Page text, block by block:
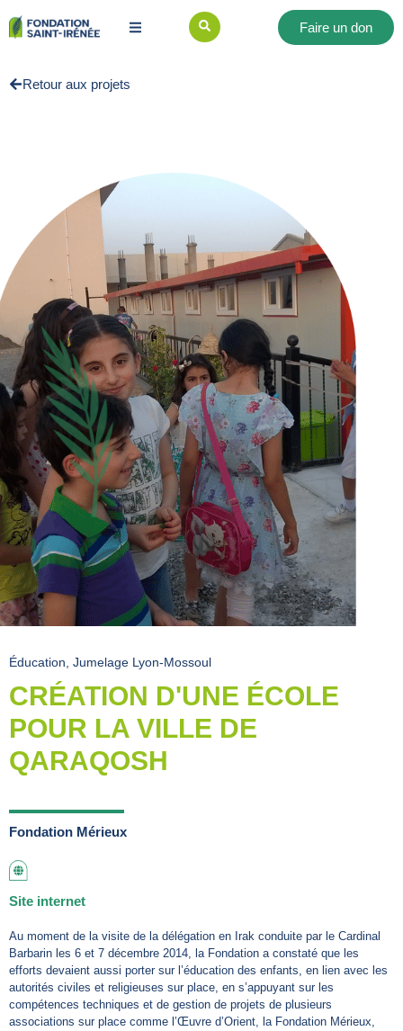
Faire un don
Retour aux projets
Éducation Jumelage Lyon-Mossoul
CRÉATION D'UNE ÉCOLE
POUR LA VILLE DE
QARAQOSH
Fondation Mérieux
Site internet
Au moment de la visite de la délégation en Irak conduite par le Cardinal
Barbarin les 6 et 7 décembre 2014, la Fondation a constaté que les
efforts devaient aussi porter sur l’éducation des enfants, en lien avec les
autorités civiles et religieuses sur place, en s’appuyant sur les
compétences techniques et de gestion de projets de plusieurs
associations sur place comme l’Œuvre d’Orient, la Fondation Mérieux,